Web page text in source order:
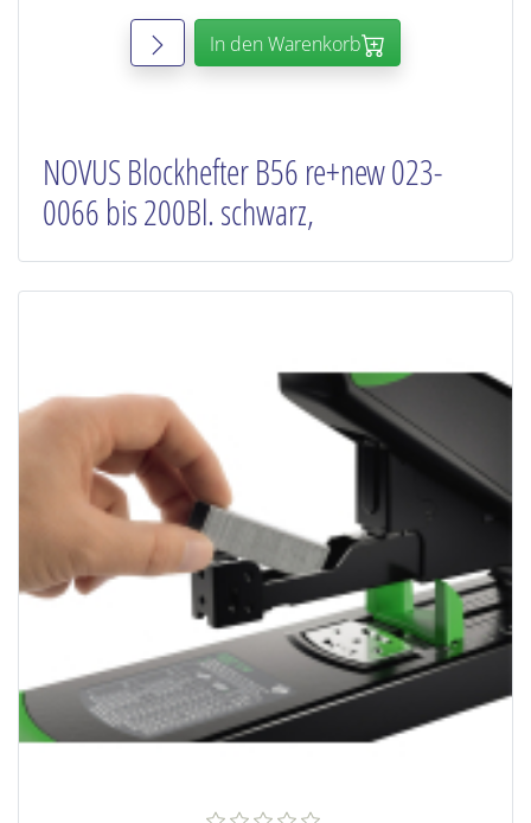
In den Warenkorb
NOVUS Blockhefter B56 re+new 023-
0066 bis 200Bl. schwarz,